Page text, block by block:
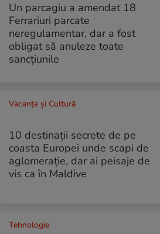
Un parcagiu a amendat 18
Ferrariuri parcate
neregulamentar, dar a fost
obligat să anuleze toate
sancțiunile
Vacanțe și Cultură
10 destinații secrete de pe
coasta Europei unde scapi de
aglomerație, dar ai peisaje de
vis ca în Maldive
Tehnologie